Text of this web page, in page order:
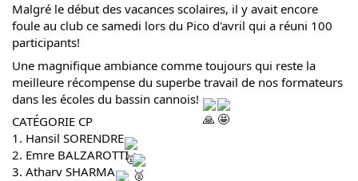
Malgré le début des vacances scolaires, il y avait encore
foule au club ce samedi lors du Pico d'avril qui a réuni 100
participants!
Une magnifique ambiance comme toujours qui reste la
meilleure récompense du superbe travail de nos formateurs
dans les écoles du bassin cannois!
CATÉGORIE CP
1. Hansil SORENDRE
2. Emre BALZAROTTI
3. Atharv SHARMA